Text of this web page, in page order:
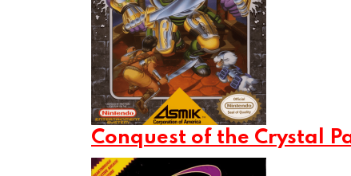
Conquest of the Crystal